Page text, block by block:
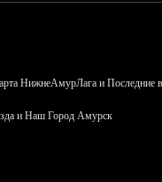
НижнеАмурЛага и Последние
и Наш Город Амурск